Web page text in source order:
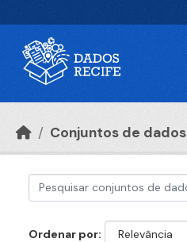
Conjuntos de dados
Ordenar por